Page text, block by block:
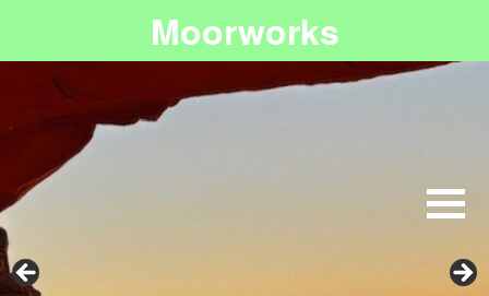
Moorworks